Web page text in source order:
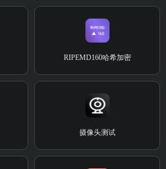
RIPEMD160哈希加密
摄像头测试